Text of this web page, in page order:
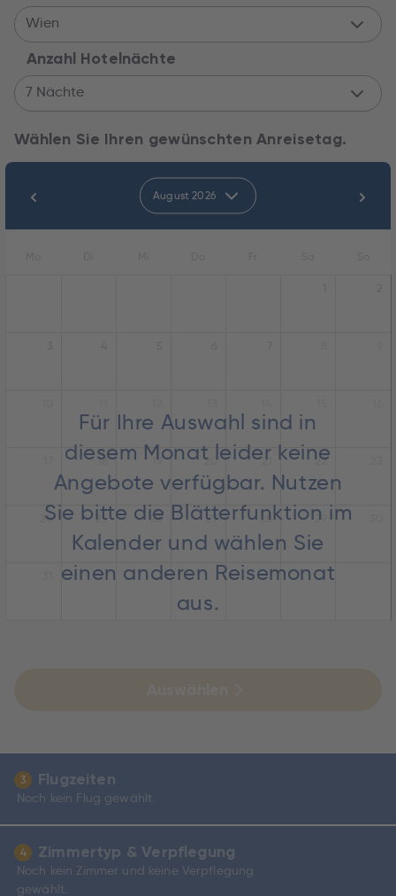
Wien
Anzahl Hotelnächte
7 Nächte
Wählen Sie Ihren gewünschten Anreisetag.
August 2026
Für Ihre Auswahl sind in
diesem Monat leider keine
Angebote verfügbar. Nutzen
Sie bitte die Blätterfunktion im
Kalender und wählen Sie
einen anderen Reisemonat
aus.
18 19 20 21 22
24 25 26 27 28 29
3 Flugzeiten
Noch kein Flug gewählt.
4 Zimmertyp & Verpflegung
Noch kein Zimmer und keine Verpflegung
gewählt.